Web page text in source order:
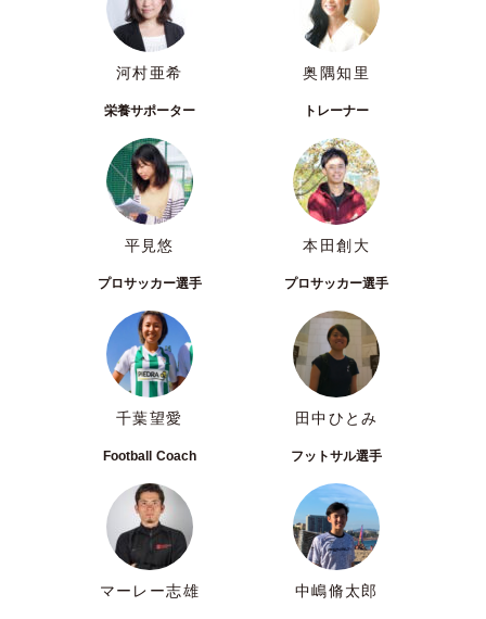
河村亜希 奥隅知里
栄養サポーター
平見悠
トレーナー
本田創大
プロサッカー選手
千葉望愛
プロサッカー選手
田中ひとみ
Football Coach
マーレー志雄
フットサル選手
中嶋脩太郎